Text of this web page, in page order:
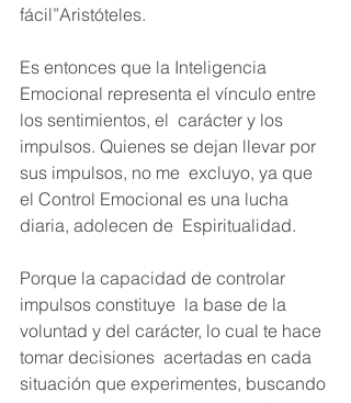
fácil”Aristóteles.
Es entonces que la Inteligencia
Emocional representa el vínculo entre
los sentimientos, el  carácter y los
impulsos. Quienes se dejan llevar por
sus impulsos, no me  excluyo, ya que
el Control Emocional es una lucha
diaria, adolecen de  Espiritualidad.
Porque la capacidad de controlar
impulsos constituye  la base de la
voluntad y del carácter, lo cual te hace
tomar decisiones  acertadas en cada
situación que experimentes, buscando